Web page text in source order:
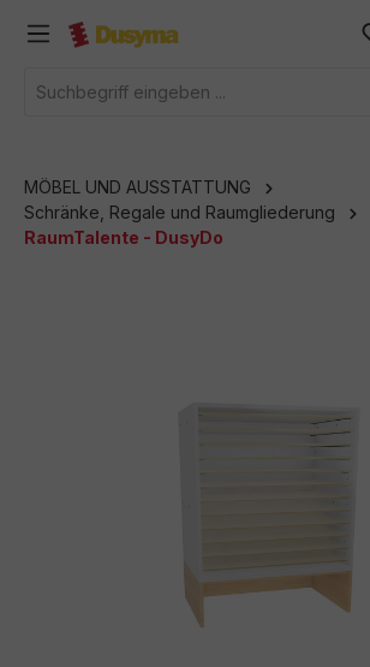
springen
MÖBEL UND AUSSTATTUNG
Schränke, Regale und Raumgliederung
RaumTalente - DusyDo